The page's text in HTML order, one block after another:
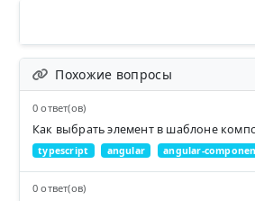
Похожие вопросы
0 ответ(ов)
Как выбрать элемент в шаблоне
typescript angular angular-
0 ответ(ов)